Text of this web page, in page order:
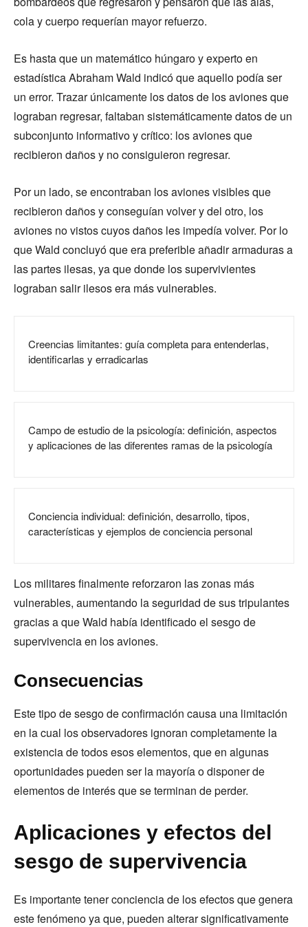
cola y cuerpo requerían mayor refuerzo.
Es hasta que un matemático húngaro y experto en
estadística Abraham Wald indicó que aquello podía ser
un error. Trazar únicamente los datos de los aviones que
lograban regresar, faltaban sistemáticamente datos de un
subconjunto informativo y crítico: los aviones que
recibieron daños y no consiguieron regresar.
Por un lado, se encontraban los aviones visibles que
recibieron daños y conseguían volver y del otro, los
aviones no vistos cuyos daños les impedía volver. Por lo
que Wald concluyó que era preferible añadir armaduras a
las partes ilesas, ya que donde los supervivientes
lograban salir ilesos era más vulnerables.
Creencias limitantes: guía completa para entenderlas,
identificarlas y erradicarlas
Campo de estudio de la psicología: definición, aspectos
y aplicaciones de las diferentes ramas de la psicología
Conciencia individual: definición, desarrollo, tipos,
características y ejemplos de conciencia personal
Los militares finalmente reforzaron las zonas más
vulnerables, aumentando la seguridad de sus tripulantes
gracias a que Wald había identificado el sesgo de
supervivencia en los aviones.
Consecuencias
Este tipo de sesgo de confirmación causa una limitación
en la cual los observadores ignoran completamente la
existencia de todos esos elementos, que en algunas
oportunidades pueden ser la mayoría o disponer de
elementos de interés que se terminan de perder.
Aplicaciones y efectos del
sesgo de supervivencia
Es importante tener conciencia de los efectos que genera
este fenómeno ya que, pueden alterar significativamente